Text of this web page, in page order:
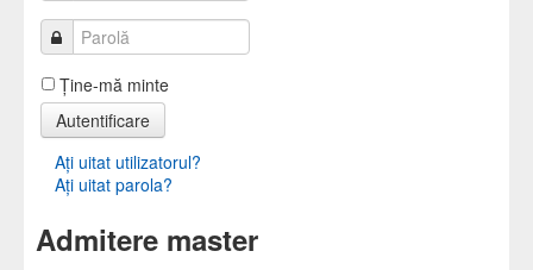
Ţine-mă minte
Autentificare
Aţi uitat utilizatorul?
Aţi uitat parola?
Admitere master